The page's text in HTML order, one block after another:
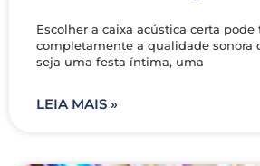
Escolher a caixa acústica certa
completamente a qualidade sonora
seja uma festa íntima, uma
LEIA MAIS »